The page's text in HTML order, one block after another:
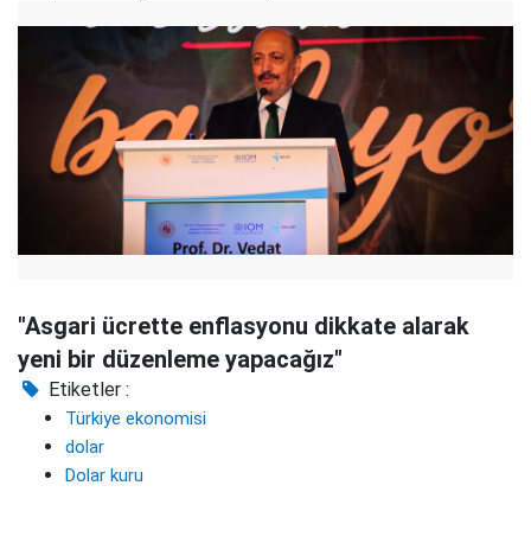
"Asgari ücrette enflasyonu dikkate alarak
yeni bir düzenleme yapacağız"
Etiketler :
Türkiye ekonomisi
dolar
Dolar kuru